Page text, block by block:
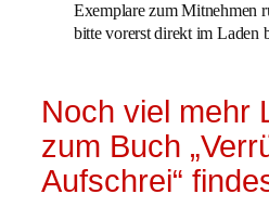
Exemplare zum Mitnehmen
bitte vorerst direkt im Laden
Noch viel mehr
zum Buch
Aufschrei“